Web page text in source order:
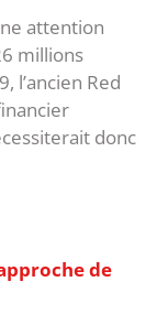
attention
millions
l’ancien Red
donc
de